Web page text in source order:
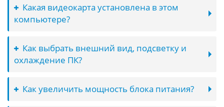
Какая видеокарта установлена в этом
компьютере?
Как выбрать внешний вид, подсветку и
охлаждение ПК?
Как увеличить мощность блока питания?